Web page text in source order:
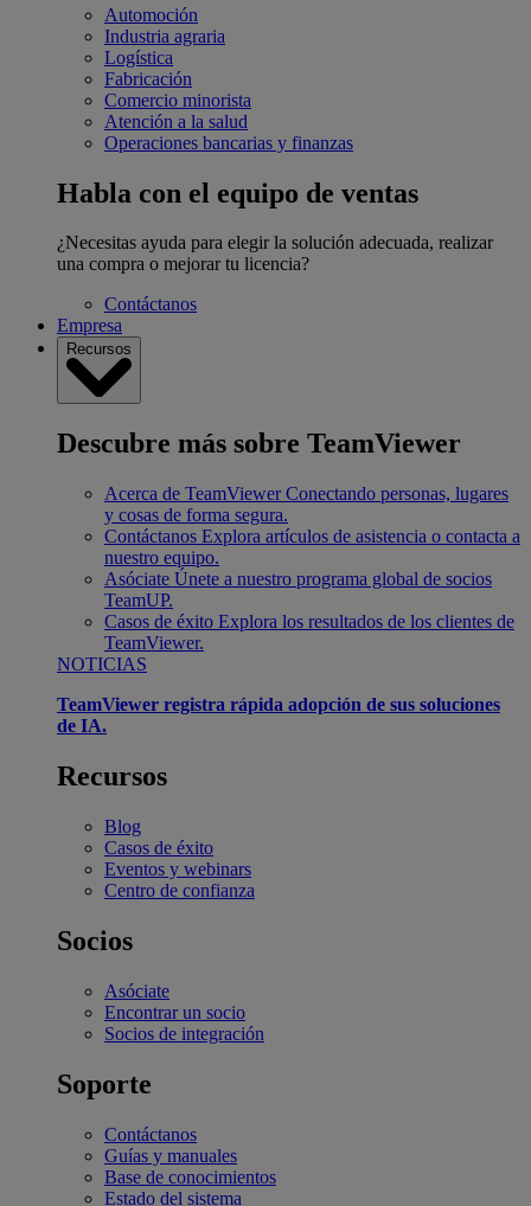
Automoción
Industria agraria
Logística
Fabricación
Comercio minorista
Atención a la salud
Operaciones bancarias y finanzas
Habla con el equipo de ventas
¿Necesitas ayuda para elegir la solución adecuada, realizar
una compra o mejorar tu licencia?
Contáctanos
Empresa
Recursos
Descubre más sobre TeamViewer
Acerca de TeamViewer Conectando personas, lugares
y cosas de forma segura.
Contáctanos Explora artículos de asistencia o contacta a
nuestro equipo.
Asóciate Únete a nuestro programa global de socios
TeamUP.
Casos de éxito Explora los resultados de los clientes de
TeamViewer.
NOTICIAS
TeamViewer registra rápida adopción de sus soluciones
de IA.
Recursos
Blog
Casos de éxito
Eventos y webinars
Centro de confianza
Socios
Asóciate
Encontrar un socio
Socios de integración
Soporte
Contáctanos
Guías y manuales
Base de conocimientos
Estado del sistema